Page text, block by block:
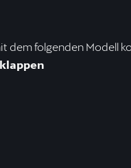
dem folgenden Modell